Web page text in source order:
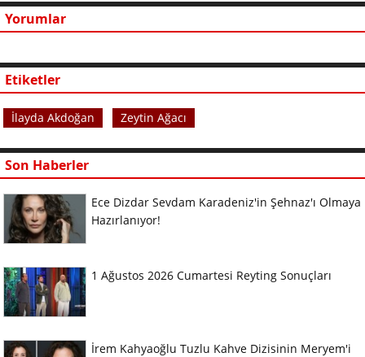
Yorumlar
Etiketler
İlayda Akdoğan Zeytin Ağacı
Son Haberler
Ece Dizdar Sevdam Karadeniz'in Şehnaz'ı Olmaya
Hazırlanıyor!
1 Ağustos 2026 Cumartesi Reyting Sonuçları
İrem Kahyaoğlu Tuzlu Kahve Dizisinin Meryem'i